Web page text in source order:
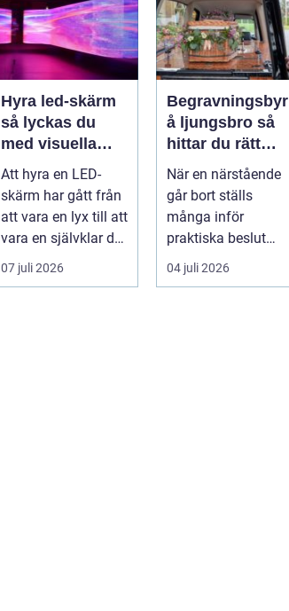
Hyra led-skärm
så lyckas du
med visuella
upplevelser på
event
Att hyra en LED-
skärm har gått från
att vara en lyx till att
vara en självklar del
på många event,
m...
07 juli 2026
Begravningsbyr
å ljungsbro så
hittar du rätt
stöd i en svår tid
När en närstående
går bort ställs
många inför
praktiska beslut
mitt i sorgen. Frågor
om ceremoni, ju...
04 juli 2026